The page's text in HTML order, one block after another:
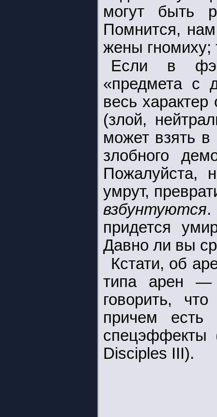
могут быть
Помнится,
жены гномиху;
Если в
«предмета с
весь
(злой,
может взять в
злобного
Пожалуйста,
умрут,
взбунтуются.
придется
Давно ли вы
Кстати, об
типа арен —
говорить,
причем есть
спецэффекты
Disciples III).